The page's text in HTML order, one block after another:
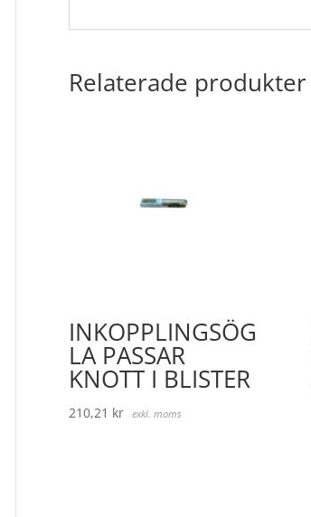
Relaterade produkter
INKOPPLINGSÖG
LA PASSAR
KNOTT I BLISTER
210,21 kr exkl. moms